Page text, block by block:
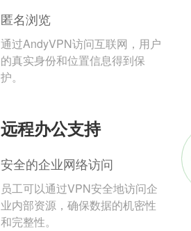
匿名浏览
通过AndyVPN访问互联网，用户
的真实身份和位置信息得到保
护。
远程办公支持
安全的企业网络访问
员工可以通过VPN安全地访问企
业内部资源，确保数据的机密性
和完整性。